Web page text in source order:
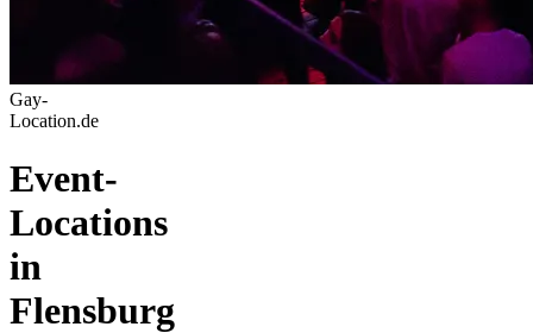
Gay-
Location.de
Event-
Locations
in
Flensburg